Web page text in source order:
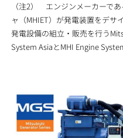
（注2） エンジンメーカーで
ャ（MHIET）が発電装置をデサ
発電設備の組立・販売を行う
System AsiaとMHI Engine